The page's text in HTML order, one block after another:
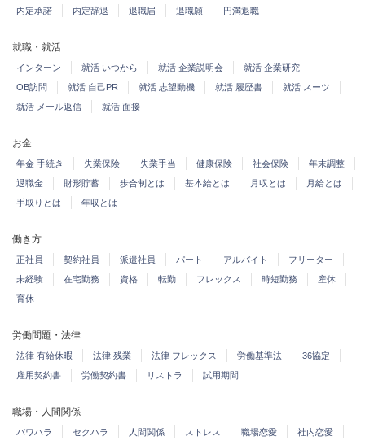
内定承諾 内定辞退 退職届 退職願 円満退職
就職・就活
インターン 就活 いつから 就活 企業説明会
就活 企業研究
OB訪問
就活 自己PR 就活 志望動機 就活 履歴書
就活 スーツ
就活 メール返信
就活 面接
お金
年金 手続き 失業保険 失業手当 健康保険 社会保険
年末調整
退職金
財形貯蓄 歩合制とは 基本給とは 月収とは
月給とは
手取りとは
年収とは
働き方
正社員 契約社員 派遣社員 パート アルバイト
フリーター
未経験
在宅勤務 資格 転勤 フレックス 時短勤務
産休
育休
労働問題・法律
法律 有給休暇 法律 残業 法律 フレックス 労働基準法
36協定
雇用契約書
労働契約書 リストラ 試用期間
職場・人間関係
パワハラ セクハラ 人間関係 ストレス 職場恋愛
社内恋愛